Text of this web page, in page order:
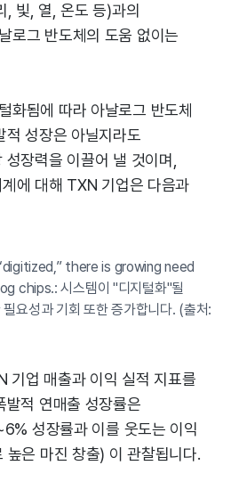
, 빛, 열, 온도 등)과의
로그 반도체의 도움 없이는
화됨에 따라 아날로그 반도체
적 성장은 아닐지라도
장력을 이끌어 낼 것이며,
에 대해 TXN 기업은 다음과
there is growing need
chips.: 시스템이 "디지털화"될
요성과 기회 또한 증가합니다. (출처:
기업 매출과 이익 실적 지표를
발적 연매출 성장률은
성장률과 이를 웃도는 이익
높은 마진 창출) 이 관찰됩니다.